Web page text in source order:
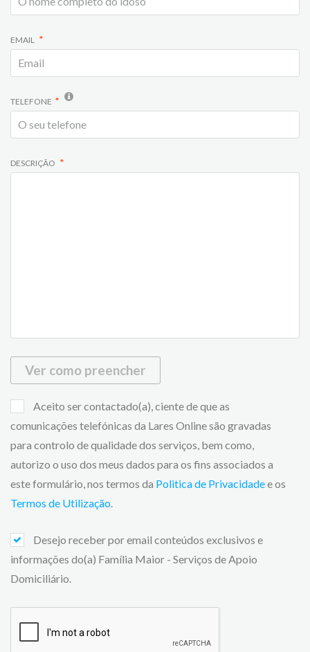
EMAIL
TELEFONE
DESCRIÇÃO
Ver como preencher
Aceito ser contactado(a), ciente de que as
comunicações telefónicas da Lares Online são gravadas
para controlo de qualidade dos serviços, bem como,
autorizo o uso dos meus dados para os fins associados a
este formulário, nos termos da Politica de Privacidadee os
Termos de Utilização.
Desejo receber por email conteúdos exclusivos e
informações do(a) Família Maior - Serviços de Apoio
Domiciliário.